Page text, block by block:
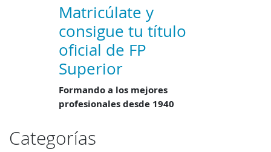
Matricúlate y
consigue tu título
oficial de FP
Superior
Formando a los mejores
profesionales desde 1940
Categorías